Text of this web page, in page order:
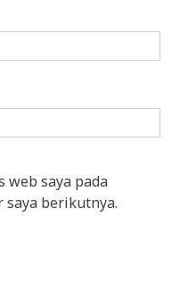
web saya pada
berikutnya.